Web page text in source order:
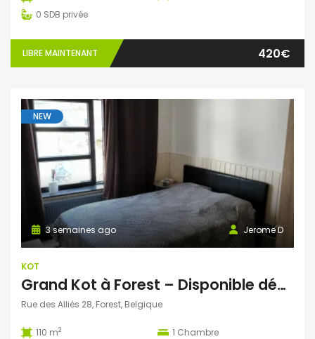
0 SDB privée
LIBRE MAINTENANT 420€
NEW
Jerome D
3 semaines ago
KOT
Grand Kot à Forest – Disponible début août
Rue des Alliés 28, Forest, Belgique
110 m2 1 Chambre